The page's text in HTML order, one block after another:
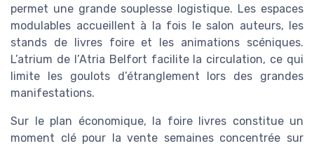
permet une grande souplesse logistique. Les espaces
modulables accueillent à la fois le salon auteurs, les
stands de livres foire et les animations scéniques.
L’atrium de l’Atria Belfort facilite la circulation, ce qui
limite les goulots d’étranglement lors des grandes
manifestations.
Sur le plan économique, la foire livres constitue un
moment clé pour la vente semaines concentrée sur